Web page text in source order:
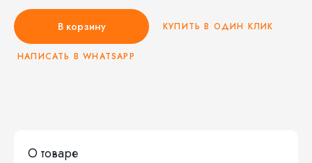
В корзину КУПИТЬ В ОДИН КЛИК
НАПИСАТЬ В WHATSAPP
О товаре